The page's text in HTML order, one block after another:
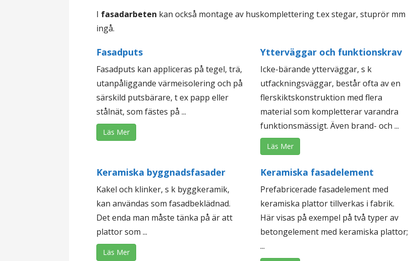
I fasadarbeten kan också montage av huskomplettering t.ex stegar, stuprör mm
ingå.
Fasadputs
Fasadputs kan appliceras på tegel, trä,
utanpåliggande värmeisolering och på
särskild putsbärare, t ex papp eller
stålnät, som fästes på ...
Läs Mer
Ytterväggar och funktionskrav
Icke-bärande ytterväggar, s k
utfackningsväggar, består ofta av en
flerskiktskonstruktion med flera
material som kompletterar varandra
funktionsmässigt. Även brand- och ...
Läs Mer
Keramiska byggnadsfasader
Kakel och klinker, s k byggkeramik,
kan användas som fasadbeklädnad.
Det enda man måste tänka på är att
plattor som ...
Läs Mer
Keramiska fasadelement
Prefabricerade fasadelement med
keramiska plattor tillverkas i fabrik.
Här visas på exempel på två typer av
betongelement med keramiska plattor;
...